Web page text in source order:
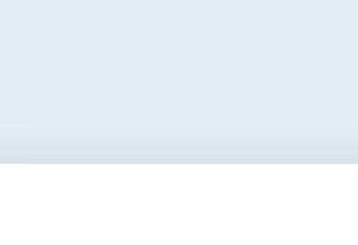
och splines